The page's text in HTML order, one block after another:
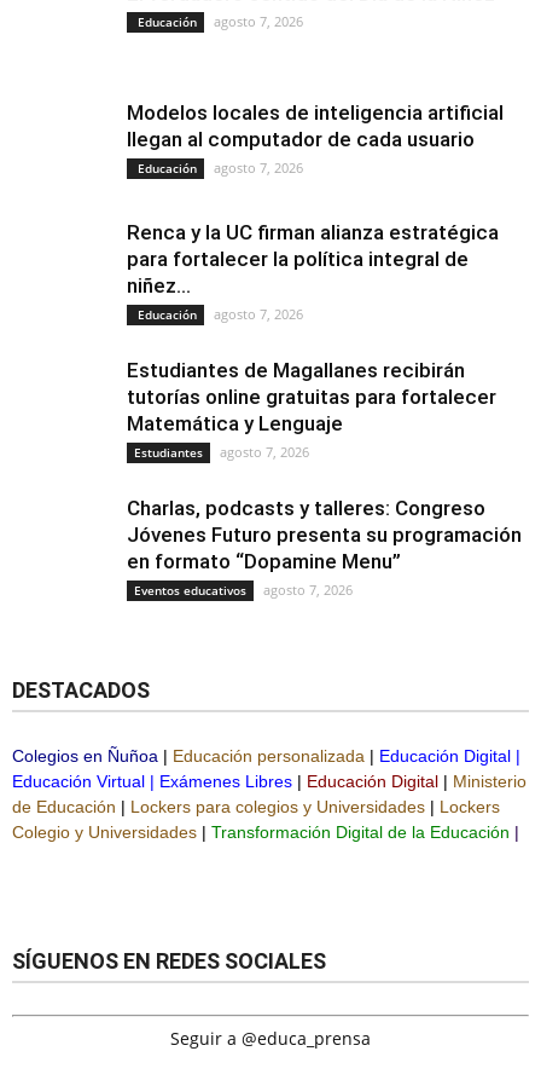
Educación agosto 7, 2026
Modelos locales de inteligencia artificial
llegan al computador de cada usuario
Educación agosto 7, 2026
Renca y la UC firman alianza estratégica
para fortalecer la política integral de
niñez...
Educación agosto 7, 2026
Estudiantes de Magallanes recibirán
tutorías online gratuitas para fortalecer
Matemática y Lenguaje
Estudiantes agosto 7, 2026
Charlas, podcasts y talleres: Congreso
Jóvenes Futuro presenta su programación
en formato “Dopamine Menu”
Eventos educativos agosto 7, 2026
DESTACADOS
Colegios en Ñuñoa | Educación personalizada | Educación Digital |
Educación Virtual | Exámenes Libres | Educación Digital | Ministerio
de Educación | Lockers para colegios y Universidades | Lockers
Colegio y Universidades | Transformación Digital de la Educación |
SÍGUENOS EN REDES SOCIALES
Seguir a @educa_prensa